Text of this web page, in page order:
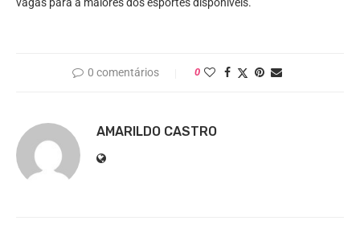
0 comentários 0
AMARILDO CASTRO